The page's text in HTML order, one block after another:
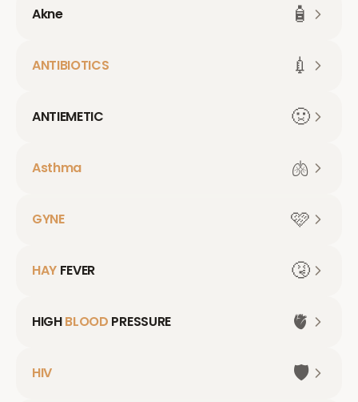
Akne 🧴
ANTIBIOTICS 💉
ANTIEMETIC 🤢
Asthma 🫁
GYNE 🩷
HAY FEVER 🤧
HIGHBLOOD PRESSURE 🫀
HIV 🛡️